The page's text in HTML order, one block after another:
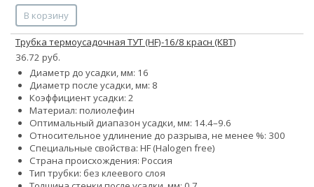
В корзину
Трубка термоусадочная ТУТ (HF)-16/8 красн (КВТ)
36.72 руб.
Диаметр до усадки, мм: 16
Диаметр после усадки, мм: 8
Коэффициент усадки: 2
Материал: полиолефин
Оптимальный диапазон усадки, мм: 14.4–9.6
Относительное удлинение до разрыва, не менее %: 300
Специальные свойства: HF (Halogen free)
Страна происхождения: Россия
Тип трубки: без клеевого слоя